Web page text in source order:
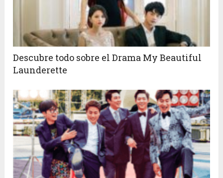
Descubre todo sobre el Drama My Beautiful
Launderette